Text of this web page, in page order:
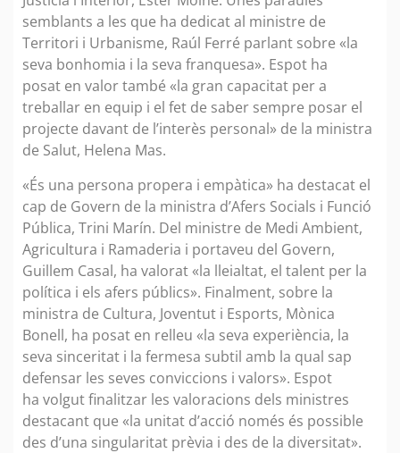
semblants a les que ha dedicat al ministre de
Territori i Urbanisme, Raúl Ferré parlant sobre «la
seva bonhomia i la seva franquesa». Espot ha
posat en valor també «la gran capacitat per a
treballar en equip i el fet de saber sempre posar el
projecte davant de l’interès personal» de la ministra
de Salut, Helena Mas.
«És una persona propera i empàtica» ha destacat el
cap de Govern de la ministra d’Afers Socials i Funció
Pública, Trini Marín. Del ministre de Medi Ambient,
Agricultura i Ramaderia i portaveu del Govern,
Guillem Casal, ha valorat «la lleialtat, el talent per la
política i els afers públics». Finalment, sobre la
ministra de Cultura, Joventut i Esports, Mònica
Bonell, ha posat en relleu «la seva experiència, la
seva sinceritat i la fermesa subtil amb la qual sap
defensar les seves conviccions i valors». Espot
ha volgut finalitzar les valoracions dels ministres
destacant que «la unitat d’acció només és possible
des d’una singularitat prèvia i des de la diversitat».